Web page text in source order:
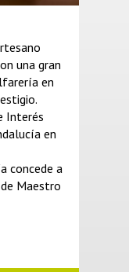
una gran
en
Interés
en
concede a
Maestro